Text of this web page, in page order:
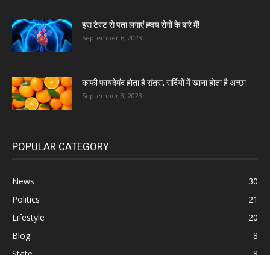
इस टेस्ट से पता लगाएं ह्दय रोगों के बारे में!
September 6, 2023
काफी फायदेमंद होता है संतरा, सर्दियों में खाना होता है अच्छा
September 8, 2023
POPULAR CATEGORY
News
30
Politics
21
Lifestyle
20
Blog
8